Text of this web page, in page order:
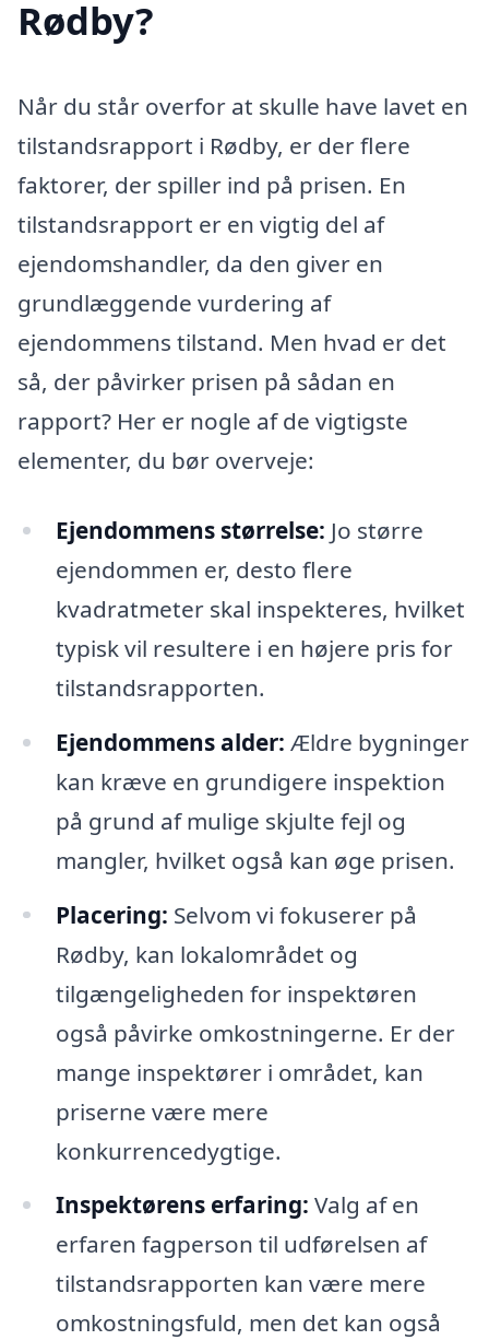
Rødby?
Når du står overfor at skulle have lavet en
tilstandsrapport i Rødby, er der flere
faktorer, der spiller ind på prisen. En
tilstandsrapport er en vigtig del af
ejendomshandler, da den giver en
grundlæggende vurdering af
ejendommens tilstand. Men hvad er det
så, der påvirker prisen på sådan en
rapport? Her er nogle af de vigtigste
elementer, du bør overveje:
Ejendommens størrelse: Jo større
ejendommen er, desto flere
kvadratmeter skal inspekteres, hvilket
typisk vil resultere i en højere pris for
tilstandsrapporten.
Ejendommens alder: Ældre bygninger
kan kræve en grundigere inspektion
på grund af mulige skjulte fejl og
mangler, hvilket også kan øge prisen.
Placering: Selvom vi fokuserer på
Rødby, kan lokalområdet og
tilgængeligheden for inspektøren
også påvirke omkostningerne. Er der
mange inspektører i området, kan
priserne være mere
konkurrencedygtige.
Inspektørens erfaring: Valg af en
erfaren fagperson til udførelsen af
tilstandsrapporten kan være mere
omkostningsfuld, men det kan også